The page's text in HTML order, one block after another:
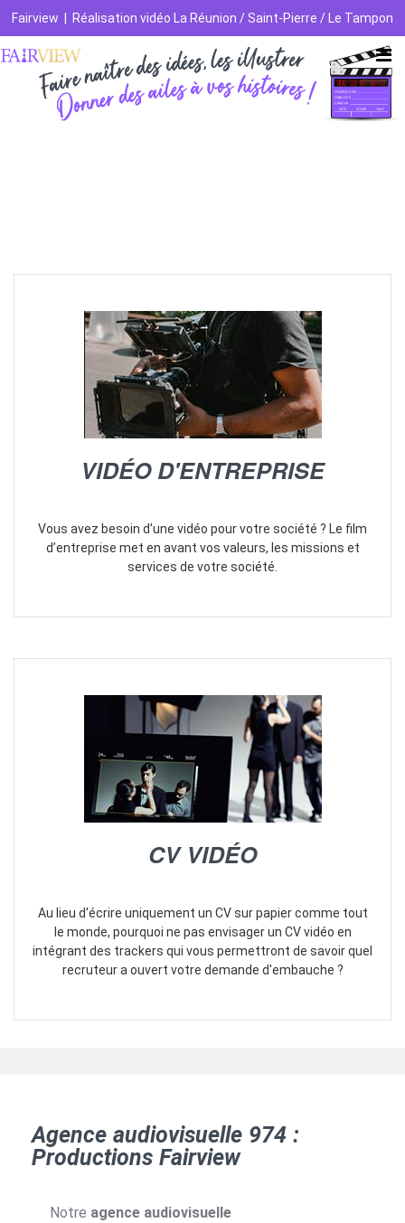
Fairview Réalisation vidéo La Réunion / Saint-Pierre / Le Tampon
VIDÉO D'ENTREPRISE
Vous avez besoin d'une vidéo pour votre société ? Le film
d’entreprise met en avant vos valeurs, les missions et
services de votre société.
CV VIDÉO
Au lieu d'écrire uniquement un CV sur papier comme tout
le monde, pourquoi ne pas envisager un CV vidéo en
intégrant des trackers qui vous permettront de savoir quel
recruteur a ouvert votre demande d'embauche ?
Agence audiovisuelle 974 :
Productions Fairview
Notre agence audiovisuelle